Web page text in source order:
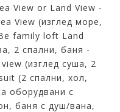
View or Land View -
View (изглед море,
family loft Land
2 спални, баня -
(изглед суша, 2
(2 спални, хол,
оборудвани с
баня с душ/вана,